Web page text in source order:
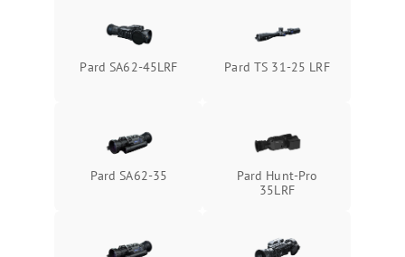
защиты от замыкания
Подробнее →
Поломка системы защиты
от перенапряжения
Подробнее →
Pard SA62-45LRF Pard TS 31-25 LRF
Pard SA62-35
Pard Hunt-Pro
35LRF